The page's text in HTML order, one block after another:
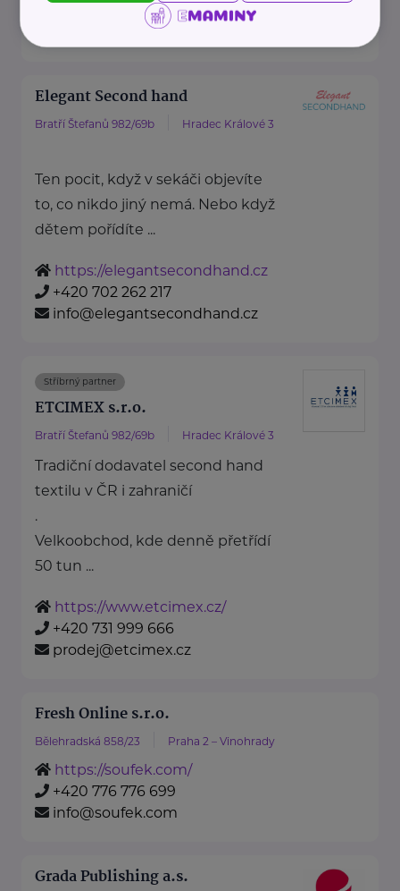
+420 222 782 710
ustredi@zahradkari.cz
Elegant Second hand
Bratří Štefanů 982/69b Hradec Králové 3
Ten pocit, když v sekáči objevíte
to, co nikdo jiný nemá. Nebo když
dětem pořídíte ...
https://elegantsecondhand.cz
+420 702 262 217
info@elegantsecondhand.cz
Stříbrný partner
ETCIMEX s.r.o.
Bratří Štefanů 982/69b Hradec Králové 3
Tradiční dodavatel second hand
textilu v ČR i zahraničí
.
Velkoobchod, kde denně přetřídí
50 tun ...
https://www.etcimex.cz/
+420 731 999 666
prodej@etcimex.cz
Fresh Online s.r.o.
Bělehradská 858/23 Praha 2 – Vinohrady
https://soufek.com/
+420 776 776 699
info@soufek.com
Grada Publishing a.s.